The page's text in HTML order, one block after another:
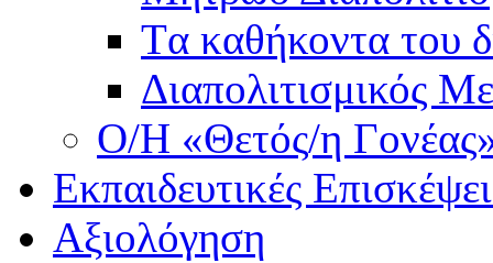
Tα καθήκοντα του
Διαπολιτισμικός
O/Η «Θετός/η
Εκπαιδευτικές
Αξιολόγηση